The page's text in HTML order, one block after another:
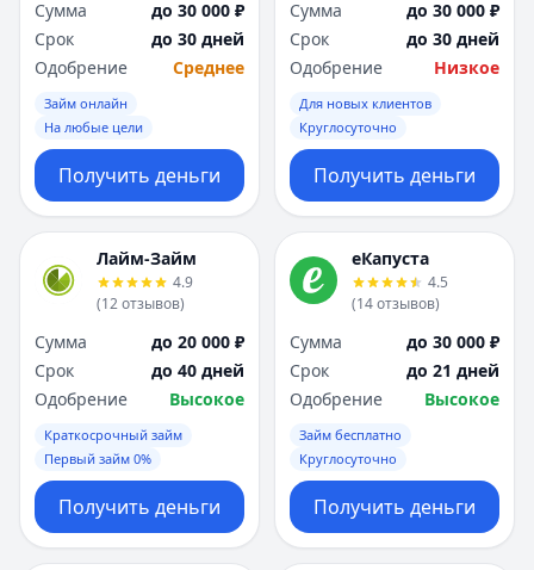
Сумма
до 30 000 ₽
Срок
до 30 дней
Одобрение
Среднее
Займ онлайн
На любые цели
Получить деньги
Сумма
до 30 000 ₽
Срок
до 30 дней
Одобрение
Низкое
Для новых клиентов
Круглосуточно
Получить деньги
Лайм-Займ
4.9
(12отзывов)
Сумма
до 20 000 ₽
Срок
до 40 дней
Одобрение
Высокое
Краткосрочный займ
Первый займ 0%
Получить деньги
еКапуста
4.5
(14отзывов)
Сумма
до 30 000 ₽
Срок
до 21 дней
Одобрение
Высокое
Займ бесплатно
Круглосуточно
Получить деньги